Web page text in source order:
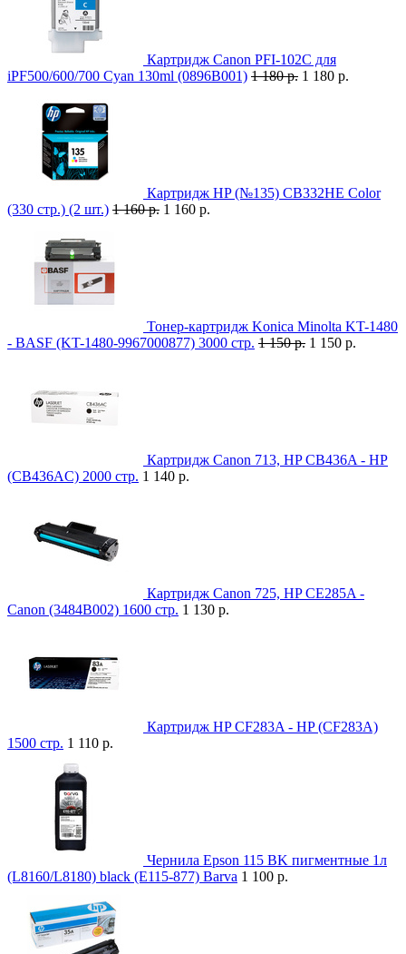
Картридж Canon PFI-102C для
iPF500/600/700 Cyan 130ml (0896B001) 1 180 р. 1 180 р.
Картридж HP (№135) CB332HE Color
(330 стр.) (2 шт.) 1 160 р. 1 160 р.
Тонер-картридж Konica Minolta KT-1480
- BASF (KT-1480-9967000877) 3000 стр. 1 150 р. 1 150 р.
Картридж Canon 713, HP CB436A - HP
(CB436AC) 2000 стр. 1 140 р.
Картридж Canon 725, HP CE285A -
Canon (3484B002) 1600 стр. 1 130 р.
Картридж HP CF283A - HP (CF283A)
1500 стр. 1 110 р.
Чернила Epson 115 BK пигментные 1л
(L8160/L8180) black (E115-877) Barva 1 100 р.